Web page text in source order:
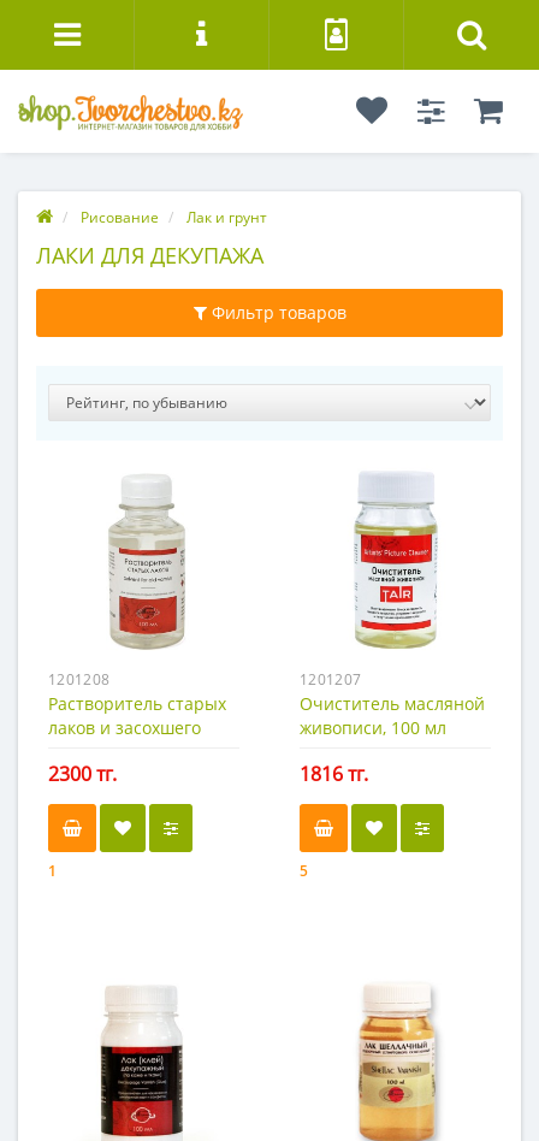
Рисование Лак и грунт
ЛАКИ ДЛЯ ДЕКУПАЖА
Фильтр товаров
1201208
Растворитель старых
лаков и засохшего
2300 тг.
1
1201207
Очиститель масляной
живописи, 100 мл
1816 тг.
5